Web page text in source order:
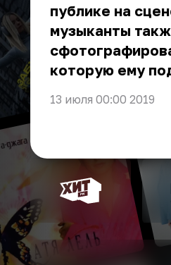
публике на
музыканты
которую ему
13 июля 00:00 2019